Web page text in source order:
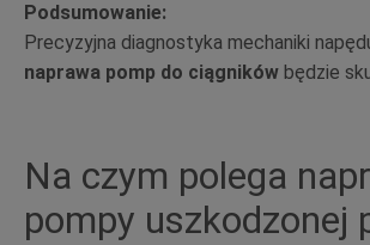
Podsumowanie:
Precyzyjna diagnostyka mechaniki
naprawa pomp do ciągników będzie
Na czym polega
pompy uszkodzonej